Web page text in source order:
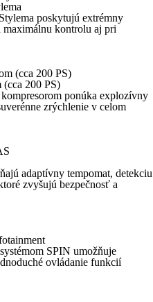
poskytujú extrémny
maximálnu kontrolu aj pri
(cca 200 PS)
ponúka explozívny
zrýchlenie v celom
adaptívny tempomat, detekciu
zvyšujú bezpečnosť a
SPIN umožňuje
ovládanie funkcií